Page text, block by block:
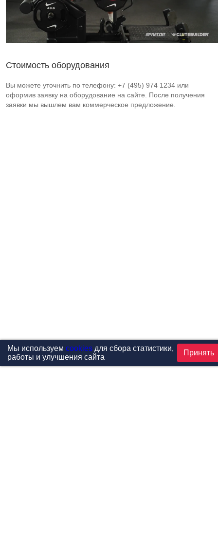
Стоимость оборудования
Вы можете уточнить по телефону: +7 (495) 974 1234 или
оформив заявку на оборудование на сайте. После получения
заявки мы вышлем вам коммерческое предложение.
Мы используем cookiesдля сбора статистики,
работы и улучшения сайта
Принять